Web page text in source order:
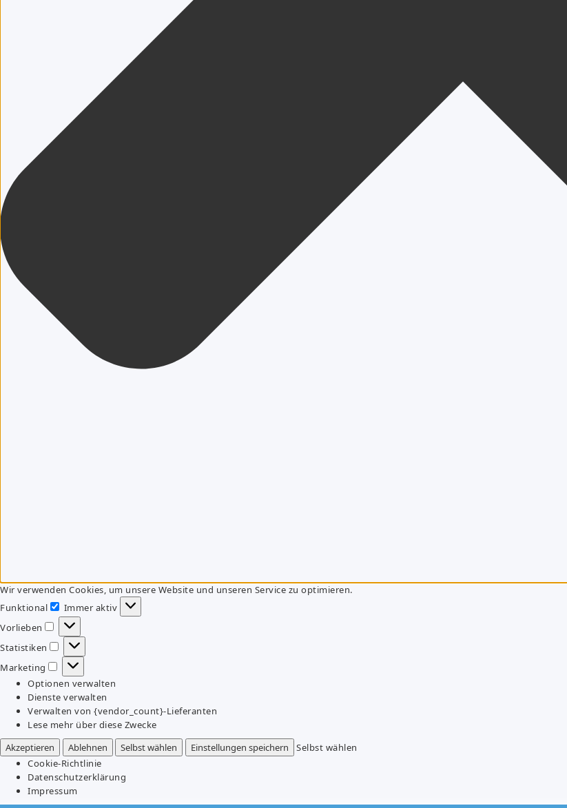
Wir verwenden Cookies, um unsere Website und unseren Service zu optimieren.
Funktional
Funktional
Immer aktiv
Vorlieben
Vorlieben
Statistiken
Statistiken
Marketing
Marketing
Optionen verwalten
Dienste verwalten
Verwalten von {vendor_count}-Lieferanten
Lese mehr über diese Zwecke
Akzeptieren
Ablehnen Selbst wählen Einstellungen speichern
Selbst wählen
Cookie-Richtlinie
Datenschutzerklärung
Impressum